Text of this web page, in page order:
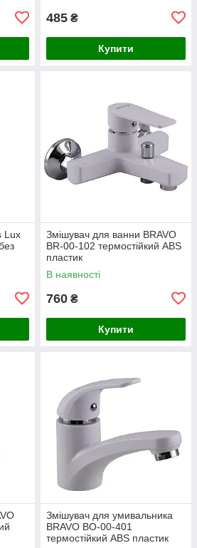
485 ₴
Купити
Lux
Змішувач для ванни BRAVO
BR-00-102 термостійкий ABS
пластик
В наявності
760 ₴
Купити
Змішувач для умивальника
BRAVO BO-00-401
термостійкий ABS пластик